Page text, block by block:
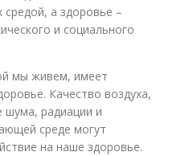
а здоровье –
и социального
мы живем, имеет
Качество воздуха,
шума, радиации и
среде могут
на наше здоровье.